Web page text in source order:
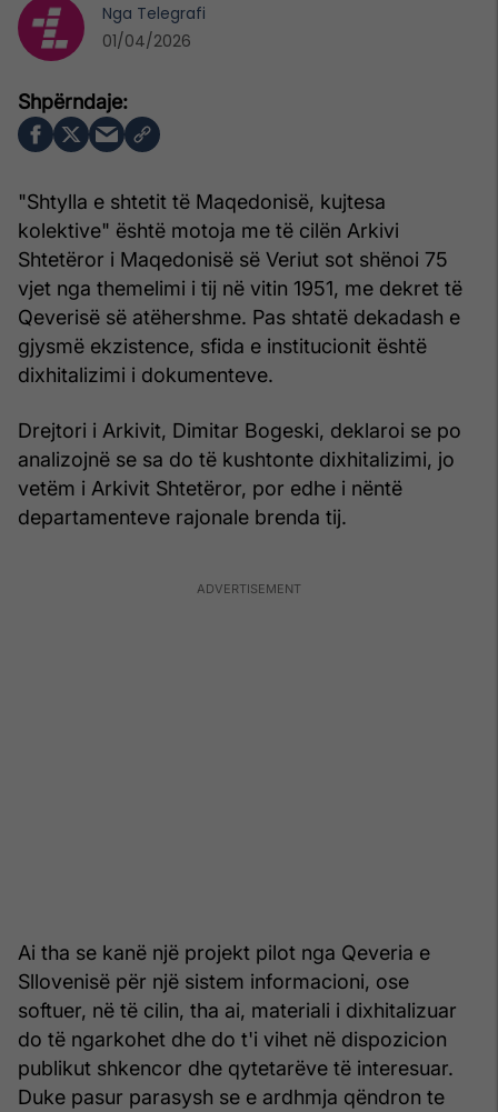
"Shtylla e shtetit të Maqedonisë, kujtesa
kolektive" është motoja me të cilën Arkivi
Shtetëror i Maqedonisë së Veriut sot shënoi 75
vjet nga themelimi i tij në vitin 1951, me dekret të
Qeverisë së atëhershme. Pas shtatë dekadash e
gjysmë ekzistence, sfida e institucionit është
dixhitalizimi i dokumenteve.
Drejtori i Arkivit, Dimitar Bogeski, deklaroi se po
analizojnë se sa do të kushtonte dixhitalizimi, jo
vetëm i Arkivit Shtetëror, por edhe i nëntë
departamenteve rajonale brenda tij.
Ai tha se kanë një projekt pilot nga Qeveria e
Sllovenisë për një sistem informacioni, ose
softuer, në të cilin, tha ai, materiali i dixhitalizuar
do të ngarkohet dhe do t'i vihet në dispozicion
publikut shkencor dhe qytetarëve të interesuar.
Duke pasur parasysh se e ardhmja qëndron te
Nga Telegrafi
01/04/2026